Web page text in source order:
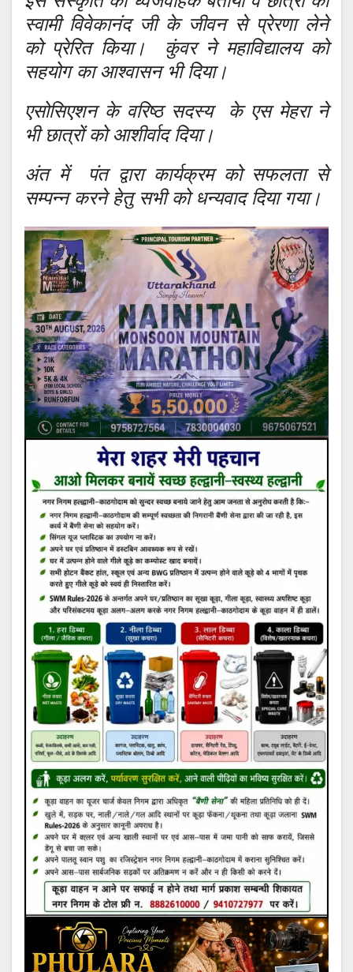
स्वामी विवेकानंद जी के जीवन से प्रेरणा लेने
को प्रेरित किया। कुंवर ने महाविद्यालय को
सहयोग का आश्वासन भी दिया।
एसोसिएशन के वरिष्ठ सदस्य के एस मेहरा ने
भी छात्रों को आशीर्वाद दिया।
अंत में पंत द्वारा कार्यक्रम को सफलता से
सम्पन्न करने हेतु सभी को धन्यवाद दिया गया।